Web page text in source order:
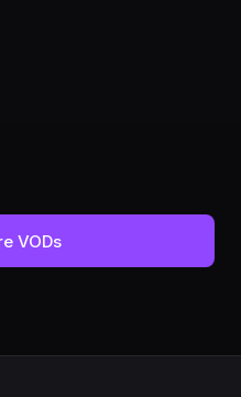
| NEW STOCKLIST | Insight
VODs